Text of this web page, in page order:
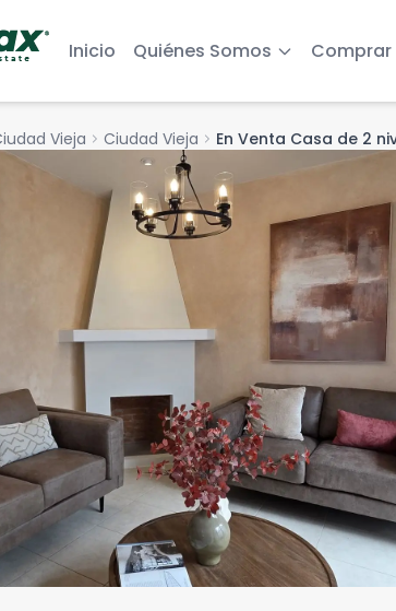
Inicio Quiénes Somos Comprar
Vieja chevron_right Ciudad Vieja chevron_right En Venta Casa de 2